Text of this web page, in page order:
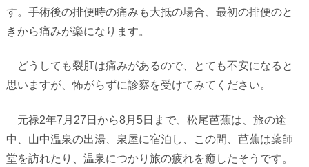
す。手術後の排便時の痛みも大抵の場合、最初の排便のと
きから痛みが楽になります。
どうしても裂肛は痛みがあるので、とても不安になると
思いますが、怖がらずに診察を受けてみてください。
元禄2年7 月 27 日から8月 5日まで、松尾芭蕉は、旅の途
中、山中温泉の出湯、泉屋に宿泊し、この間、芭蕉は薬師
堂を訪れたり、温泉につかり旅の疲れを癒したそうです。